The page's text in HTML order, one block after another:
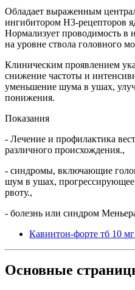
Обладает выраженным
ингибитором Н3-рецепторов
Нормализует проводимость в
на уровне ствола головного
Клиническим проявлением
снижение частоты и
уменьшение шума в ушах,
понижения.
Показания
- Лечение и профилактика
различного происхождения.,
- синдромы, включающие
шум в ушах,
рвоту.,
- болезнь или синдром
Кавинтон-форте тб 10
Основные